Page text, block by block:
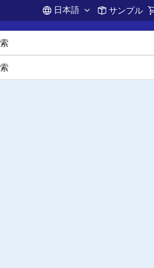
Account
日本語 サンプル